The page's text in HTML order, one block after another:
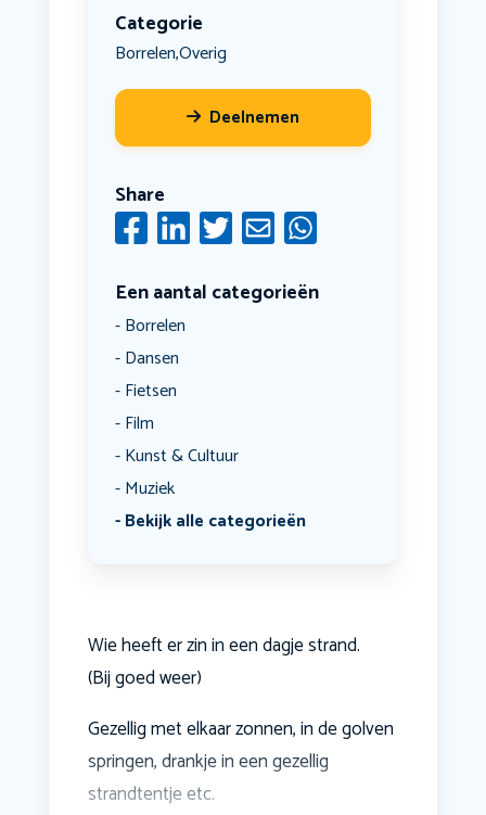
Categorie
Borrelen,Overig
Deelnemen
Share
Een aantal categorieën
Borrelen
Dansen
Fietsen
Film
Kunst & Cultuur
Muziek
Bekijk alle categorieën
Wie heeft er zin in een dagje strand.
(Bij goed weer)
Gezellig met elkaar zonnen, in de golven
springen, drankje in een gezellig
strandtentje etc.